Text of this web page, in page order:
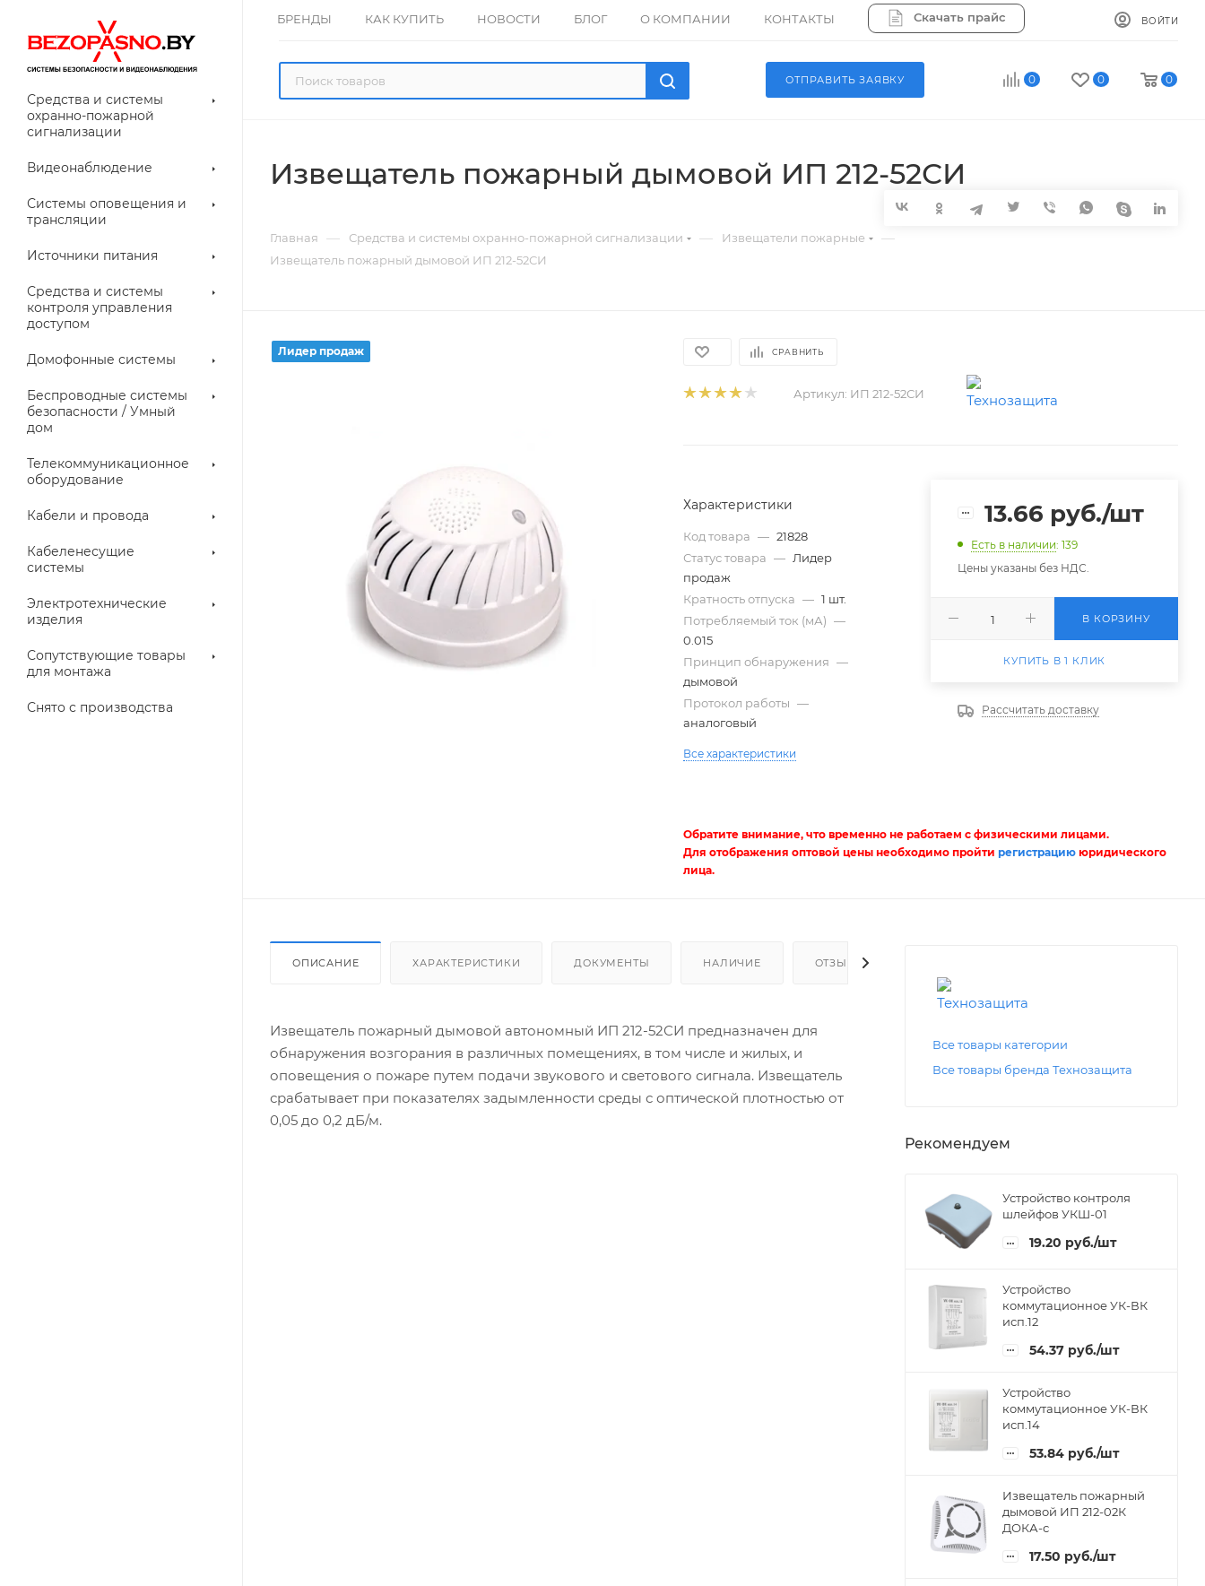
БРЕНДЫ КАК КУПИТЬ НОВОСТИ БЛОГ О КОМПАНИИ КОНТАКТЫ Скачать прайс ВОЙТИ
0 0 0
ОТПРАВИТЬ ЗАЯВКУ
Средства и системы
охранно-пожарной
сигнализации
Видеонаблюдение
для
Системы оповещения и
трансляции
указатели (табло)
Источники питания
Средства и системы
контроля управления
доступом
Домофонные системы
Беспроводные системы
безопасности / Умный
дом
Телекоммуникационное
оборудование
Кабели и провода
Кабеленесущие
системы
Трубы
электротехнические
Электротехнические
изделия
Сопутствующие товары
для монтажа
Снято с производства
Извещатель пожарный дымовой ИП 212-52СИ
Главная — Средства и системы охранно-пожарной сигнализации — Извещатели пожарные —
Извещатель пожарный дымовой ИП 212-52СИ
Лидер продаж СРАВНИТЬ
Артикул: ИП 212-52СИ
Характеристики
Код товара — 21828
Статус товара — Лидер
продаж
Кратность отпуска — 1 шт.
Потребляемый ток (мА) —
0.015
Принцип обнаружения —
дымовой
Протокол работы —
аналоговый
Все характеристики
13.66 руб./шт
Есть в наличии: 139
Цены указаны без НДС.
В КОРЗИНУ
КУПИТЬ В 1 КЛИК
Рассчитать доставку
Обратите внимание, что временно не работаем с физическими лицами.
Для отображения оптовой цены необходимо пройтирегистрацию юридического
лица.
ОПИСАНИЕ ХАРАКТЕРИСТИКИ ДОКУМЕНТЫ НАЛИЧИЕ ОТЗЫВЫ
Извещатель пожарный дымовой автономный ИП 212-52СИ предназначен для
обнаружения возгорания в различных помещениях, в том числе и жилых, и
оповещения о пожаре путем подачи звукового и светового сигнала. Извещатель
срабатывает при показателях задымленности среды с оптической плотностью от
0,05 до 0,2 дБ/м.
Все товары категории
Все товары бренда Технозащита
Рекомендуем
Устройство контроля
шлейфов УКШ-01
19.20 руб./шт
Устройство
коммутационное УК-ВК
исп.12
54.37 руб./шт
Устройство
коммутационное УК-ВК
исп.14
53.84 руб./шт
Извещатель пожарный
дымовой ИП 212-02К
ДОКА-с
17.50 руб./шт